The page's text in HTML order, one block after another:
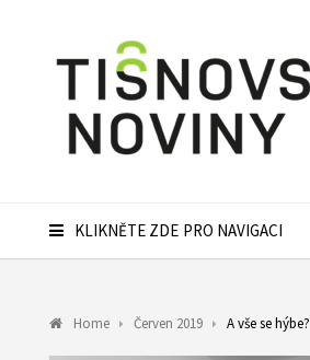
KLIKNĚTE ZDE PRO NAVIGACI
Home Červen 2019 A vše se hýbe?